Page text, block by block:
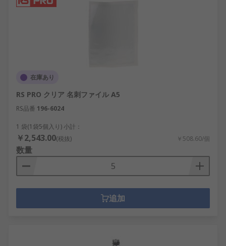
在庫あり
RS PRO クリア 名刺ファイル A5
RS品番 196-6024
1 袋(1袋5個入り) 小計：
￥2,543.00(税抜) ￥508.60/個
数量
追加